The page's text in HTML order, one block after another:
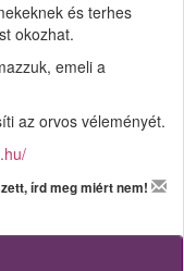
és terhes
okozhat.
emeli a
az orvos véleményét.
írd meg miért nem!